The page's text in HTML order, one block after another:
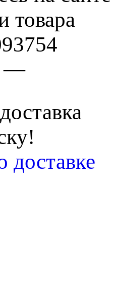
товара
—
доставке